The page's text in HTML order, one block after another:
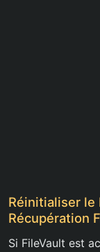
Réinitialiser le
Récupération
Si FileVault est